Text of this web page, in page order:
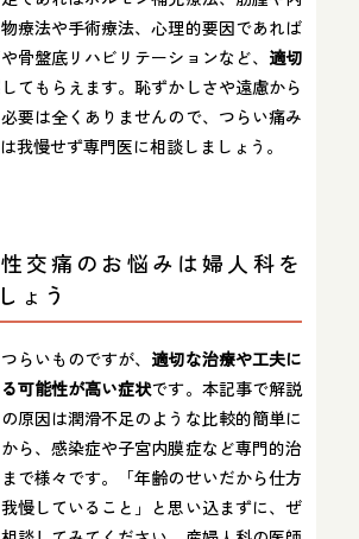
療法や手術療法、心理的要因であれば
骨盤底リハビリテーションなど、 適切
してもらえます。恥ずかしさや遠慮から
要は全くありませんので、つらい痛み
我慢せず専門医に相談しましょう。
交痛のお悩みは婦人科を
ょう
らいものですが、 適切な治療や工夫に
可能性が高い症状です。本記事で解説
原因は潤滑不足のような比較的簡単に
ら、感染症や子宮内膜症など専門的治
で様々です。「年齢のせいだから仕方
慢していること」と思い込まずに、ぜ